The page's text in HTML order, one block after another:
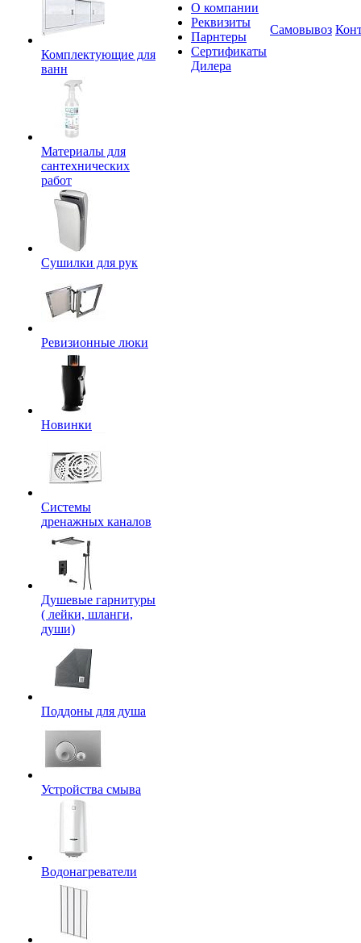
Комплектующие для
ванн
Материалы для
сантехнических
работ
Сушилки для рук
Ревизионные люки
Новинки
Системы
дренажных каналов
Душевые гарнитуры
( лейки, шланги,
души)
Поддоны для душа
Устройства смыва
Водонагреватели
О компании
Реквизиты
Парнтеры
Сертификаты
Дилера
Самовывоз